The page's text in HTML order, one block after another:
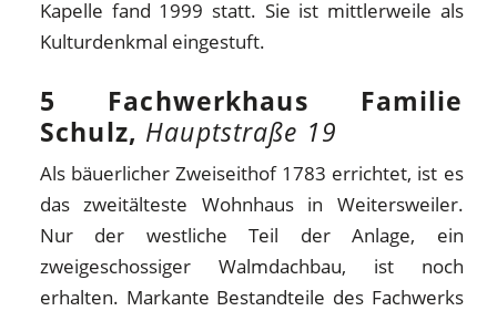
Kapelle fand 1999 statt. Sie ist mittlerweile als
Kulturdenkmal eingestuft.
5 Fachwerkhaus Familie
Schulz, Hauptstraße 19
Als bäuerlicher Zweiseithof 1783 errichtet, ist es
das zweitälteste Wohnhaus in Weitersweiler.
Nur der westliche Teil der Anlage, ein
zweigeschossiger Walmdachbau, ist noch
erhalten. Markante Bestandteile des Fachwerks